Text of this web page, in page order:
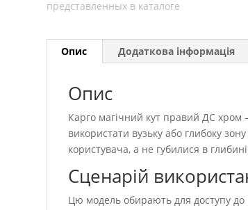
Опис Додаткова інформація
Опис
Карго магічний кут правий ДС хром
використати вузьку або глибоку
користувача, а не губилися в
Сценарій
Цю модель обирають для доступу до